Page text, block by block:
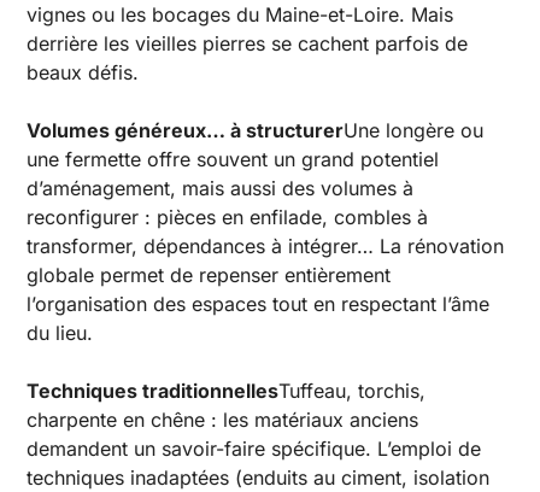
vignes ou les bocages du Maine-et-Loire. Mais
derrière les vieilles pierres se cachent parfois de
beaux défis.
Volumes généreux… à structurerUne longère ou
une fermette offre souvent un grand potentiel
d’aménagement, mais aussi des volumes à
reconfigurer : pièces en enfilade, combles à
transformer, dépendances à intégrer… La rénovation
globale permet de repenser entièrement
l’organisation des espaces tout en respectant l’âme
du lieu.
Techniques traditionnellesTuffeau, torchis,
charpente en chêne : les matériaux anciens
demandent un savoir-faire spécifique. L’emploi de
techniques inadaptées (enduits au ciment, isolation